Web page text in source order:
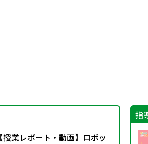
【授業レポート・動画】ロボッ
指